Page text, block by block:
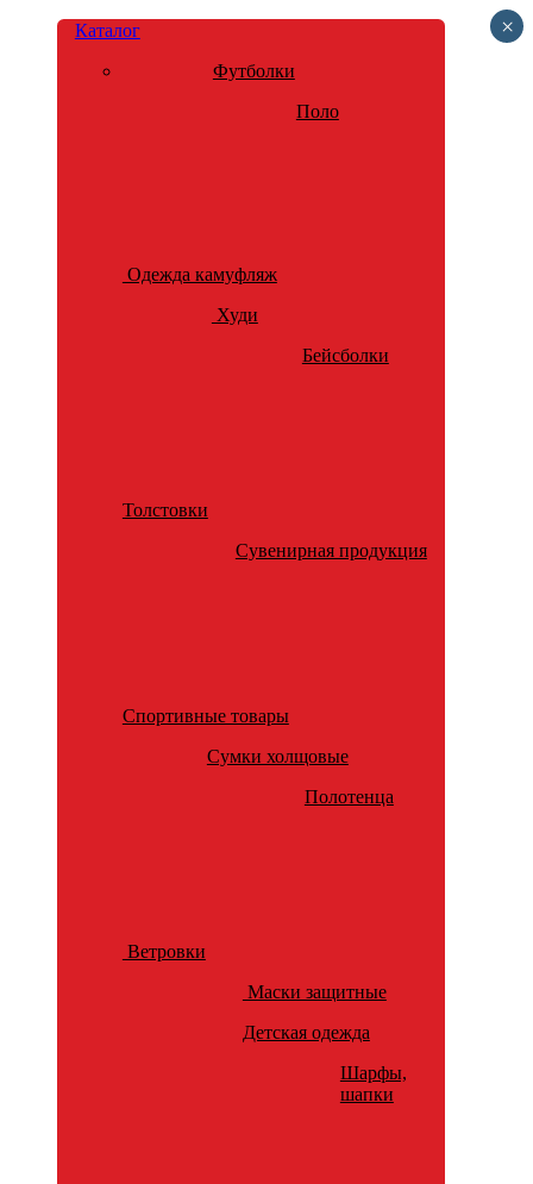
Каталог
Футболки
Поло
Одежда камуфляж
Худи
Бейсболки
Толстовки
Сувенирная продукция
Спортивные товары
Сумки холщовые
Полотенца
Ветровки
Маски защитные
Детская одежда
Шарфы,
шапки
×